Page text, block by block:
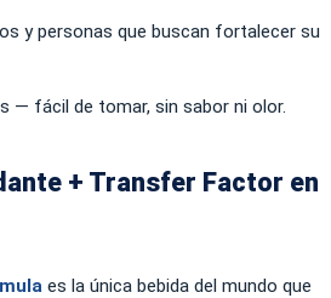
y personas que buscan fortalecer su
— fácil de tomar, sin sabor ni olor.
+ Transfer Factor en
es la única bebida del mundo que